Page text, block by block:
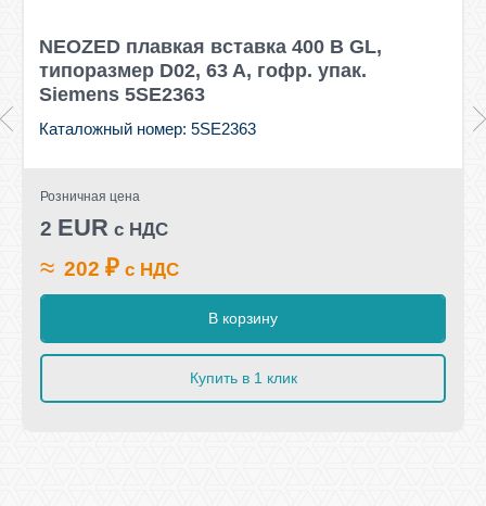
NEOZED плавкая вставка 400 В GL,
типоразмер D02, 63 A, гофр. упак.
Siemens 5SE2363
Каталожный номер: 5SE2363
Розничная цена
2 EUR с НДС
≈ 202 ₽ с НДС
В корзину
Купить в 1 клик